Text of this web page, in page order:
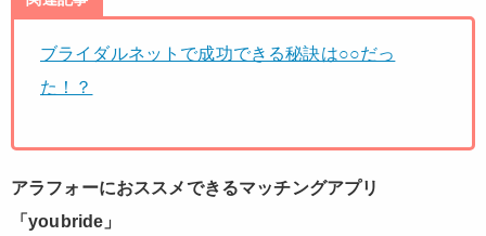
ブライダルネットで成功できる秘訣は○○だっ
た！？
アラフォーにおススメできるマッチングアプリ
「youbride」